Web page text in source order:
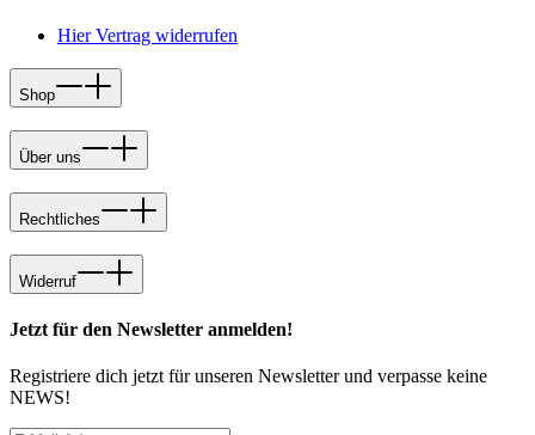
Hier Vertrag widerrufen
Shop
Über uns
Rechtliches
Widerruf
Jetzt für den Newsletter anmelden!
Registriere dich jetzt für unseren Newsletter und verpasse keine
NEWS!